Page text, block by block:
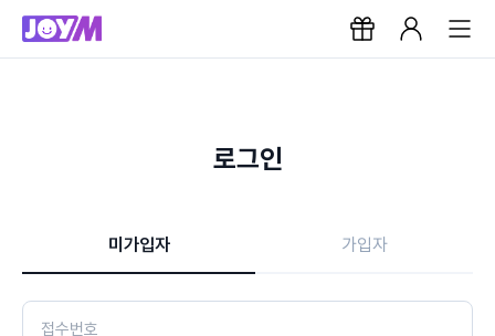
로그인
미가입자 가입자